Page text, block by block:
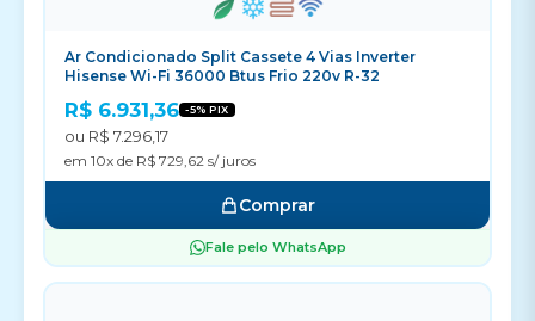
Ar Condicionado Split Cassete 4 Vias Inverter
Hisense Wi-Fi 36000 Btus Frio 220v R-32
R$ 6.931,36 -5% PIX
ou R$ 7.296,17
em 10x de R$ 729,62 s/ juros
Comprar
Fale pelo WhatsApp